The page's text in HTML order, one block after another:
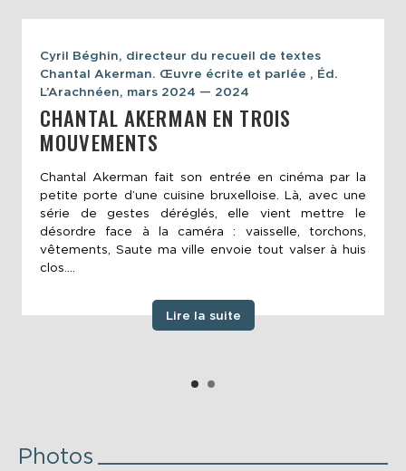
Cyril Béghin, directeur du recueil de textes
Chantal Akerman. Œuvre écrite et parlée , Éd.
L’Arachnéen, mars 2024 — 2024
CHANTAL AKERMAN EN TROIS
MOUVEMENTS
Chantal Akerman fait son entrée en cinéma par la
petite porte d’une cuisine bruxelloise. Là, avec une
série de gestes déréglés, elle vient mettre le
désordre face à la caméra : vaisselle, torchons,
vêtements, Saute ma ville envoie tout valser à huis
clos....
Lire la suite
Photos